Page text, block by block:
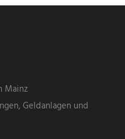
Geldanlagen und